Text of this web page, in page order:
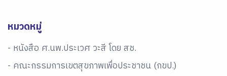
หมวดหมู่
- หนังสือ ศ.นพ.ประเวศ วะสี โดย สช.
- คณะกรรมการเขตสุขภาพเพื่อประชาชน (กขป.)